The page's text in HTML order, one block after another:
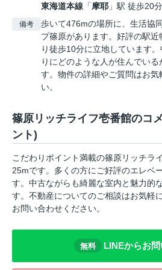
東海道本線 「摩耶 」駅 徒歩20分
備考
歩いて476mの場所に、生活協
プ篠原があります。好評の駅近
り徒歩10分に立地しています
りにどのような人が住んでい
す。物件の詳細やご質問はお気
い。
篠原リッチライフ壱番館のコ
ント)
こだわりポイント満載の篠原リッチラ
25mです。多くの方にご好評のエレベ
す。中古ながらも綺麗な室内と魅力的
す。不動産についてのご相談はお気軽
お問い合わせください。
無料 LINEからお